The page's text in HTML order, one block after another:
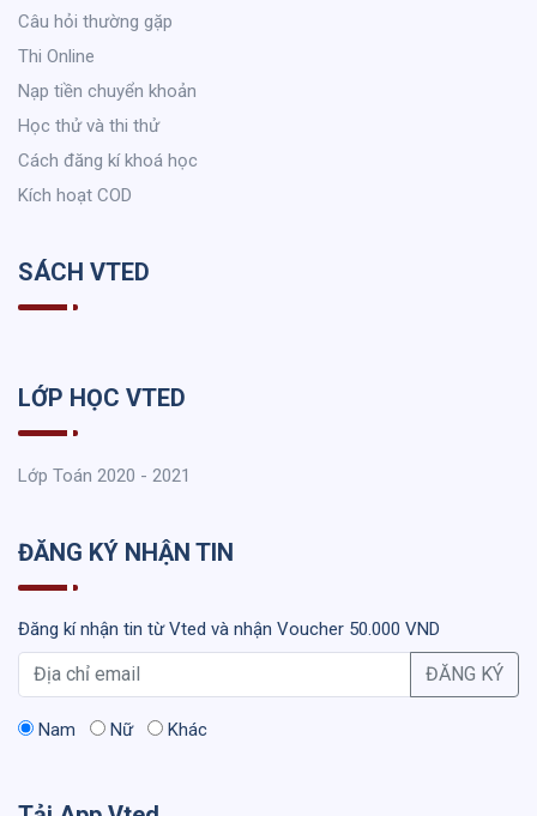
Câu hỏi thường gặp
Thi Online
Nạp tiền chuyển khoản
Học thử và thi thử
Cách đăng kí khoá học
Kích hoạt COD
SÁCH VTED
LỚP HỌC VTED
Lớp Toán 2020 - 2021
ĐĂNG KÝ NHẬN TIN
Đăng kí nhận tin từ Vted và nhận Voucher 50.000 VND
ĐĂNG KÝ
Nam Nữ Khác